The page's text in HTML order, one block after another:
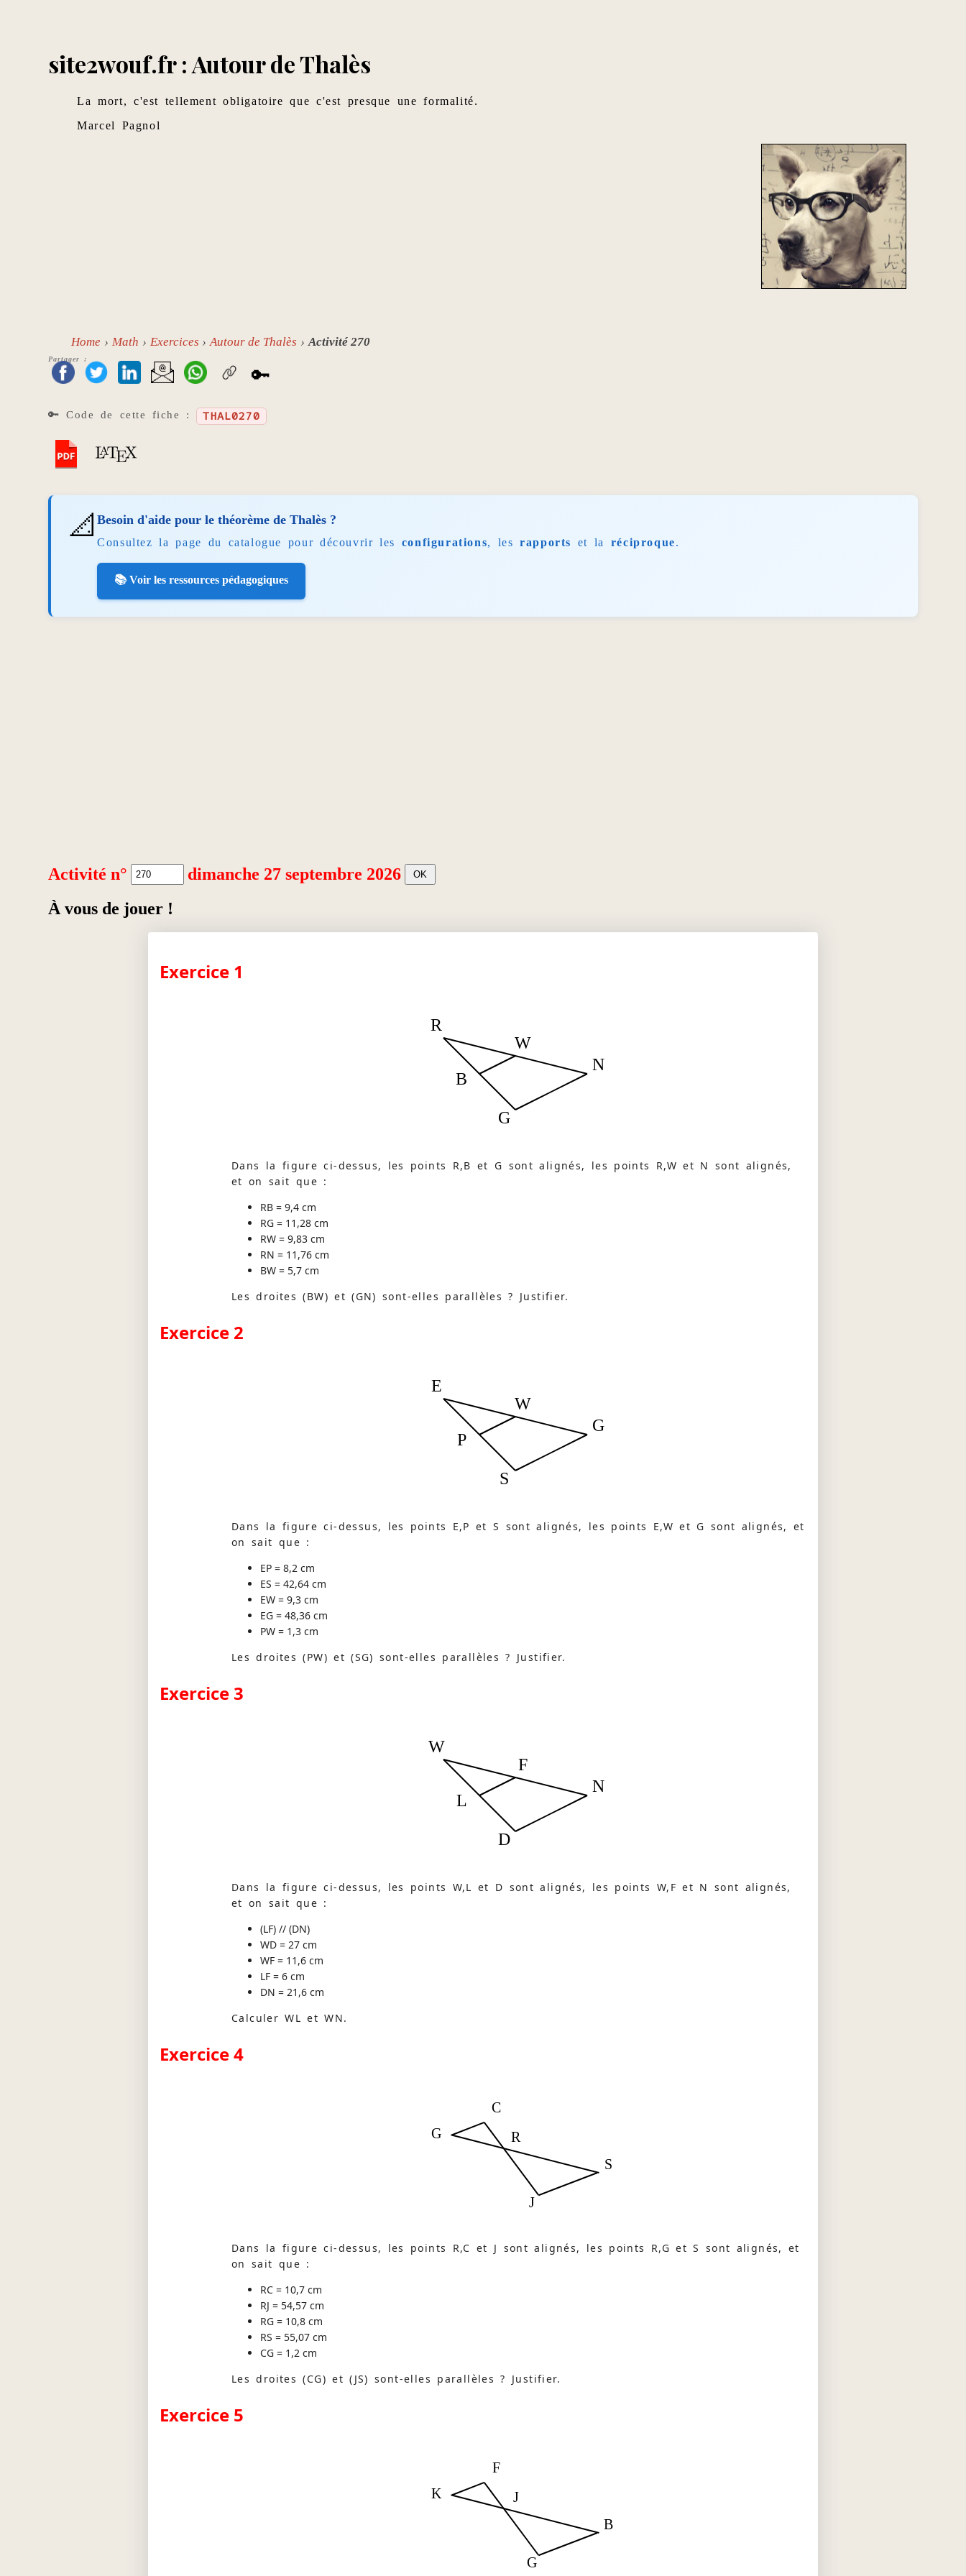
site2wouf.fr : Autour de Thalès
La mort, c'est tellement obligatoire que c'est presque une formalité.
Marcel Pagnol
Home Math Exercices Autour de Thalès Activité 270
Partager :
🔑
🔑 Code de cette fiche : THAL0270
📐Besoin d'aide pour le théorème de Thalès ?
Consultez la page du catalogue pour découvrir les configurations, lesrapports et la réciproque.
📚 Voir les ressources pédagogiques
Activité n°
dimanche 27 septembre 2026
À vous de jouer !
Exercice 1
N
R
G
B
W
Dans la figure ci-dessus, les points R,B et G sont alignés, les points R,W et N sont alignés,
et on sait que :
RB = 9,4 cm
RG = 11,28 cm
RW = 9,83 cm
RN = 11,76 cm
BW = 5,7 cm
Les droites (BW) et (GN) sont-elles parallèles ? Justifier.
Exercice 2
G
E
S
P
W
Dans la figure ci-dessus, les points E,P et S sont alignés, les points E,W et G sont alignés, et
on sait que :
EP = 8,2 cm
ES = 42,64 cm
EW = 9,3 cm
EG = 48,36 cm
PW = 1,3 cm
Les droites (PW) et (SG) sont-elles parallèles ? Justifier.
Exercice 3
N
W
D
L
F
Dans la figure ci-dessus, les points W,L et D sont alignés, les points W,F et N sont alignés,
et on sait que :
(LF) // (DN)
WD = 27 cm
WF = 11,6 cm
LF = 6 cm
DN = 21,6 cm
Calculer WL et WN.
Exercice 4
S
R
J
C
G
Dans la figure ci-dessus, les points R,C et J sont alignés, les points R,G et S sont alignés, et
on sait que :
RC = 10,7 cm
RJ = 54,57 cm
RG = 10,8 cm
RS = 55,07 cm
CG = 1,2 cm
Les droites (CG) et (JS) sont-elles parallèles ? Justifier.
Exercice 5
B
J
G
F
K